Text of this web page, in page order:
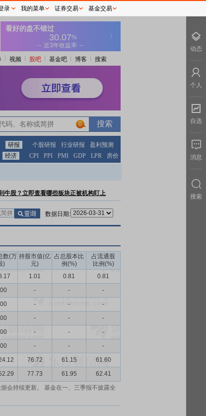
视频 股吧 基金吧 博客 搜索
0
研报 个股研报 行业研报
盈利预测
经济 CPI PPI PMI GDP LPR 房价
牛股？立即查看哪些板块正被机构盯上
数据日期:
数(万
)
持股市值(亿
元)
占总股本比
例(%)
占流通股
比例(%)
1.01 0.81
0.81
- -
-
- -
-
- -
-
- -
-
- -
-
76.72 61.15
61.60
77.73 61.95
62.41
会持续更新。 基金在一、三季报不披露全
录 我的菜单 证券交易 基金交易
动态
个人
自选
消息
搜索